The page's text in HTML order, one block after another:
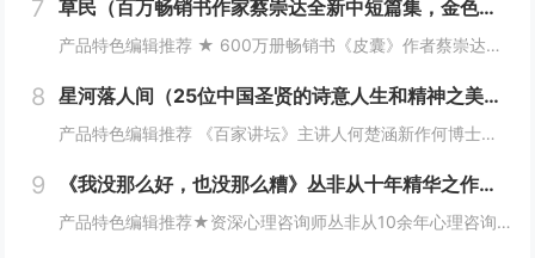
7 草民（百万畅销书作家蔡崇达全新中短篇集，金色故乡三部曲（《皮囊》《命运》《草民》）收官力作！
产品特色编辑推荐 ★ 600万册畅销书《皮囊》作者蔡崇达全新中篇小说集★ 故乡三部曲（《皮囊》《命运》《草民》）收官力作★ 李敬泽倾情推荐，国内四大文学期刊力荐★ 普通人的坚韧与美好，生生不息的民族根性★ 即使生如草芥，也当有名有...
8 星河落人间（25位中国圣贤的诗意人生和精神之美！《百家讲坛》主讲人何楚涵博士新作，中国文化版《人类群星闪耀时》）
产品特色编辑推荐 《百家讲坛》主讲人何楚涵新作何博士带我们跨越千年，对话中国圣贤，分享文化与心灵的盛宴！ 传承文化里的中国式浪漫从先秦到明清，梳理2500年来中国圣贤的精神之美，领略中国古典文学与诗词的韵味，感受历史的波...
9 《我没那么好，也没那么糟》丛非从十年精华之作！非鸡汤、不矫情！
产品特色编辑推荐★资深心理咨询师丛非从10余年心理咨询精华之作！一本书的价格获得如亲临心理咨询室的“服务”！★近60篇文章，包含大量真实咨询案例！发现平凡生活总自己的渺小与伟大，从而摆脱内耗、强大内心、稳定内核。★从工作、生活，亲情、友情、...